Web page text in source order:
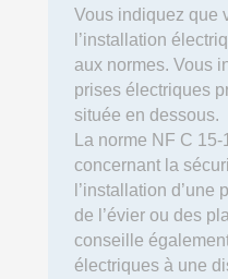
Vous indiquez que
l’installation
aux normes. Vous
prises électriques
située en dessous.
La norme NF C
concernant la
l’installation
de l’évier ou des
conseille
électriques à une